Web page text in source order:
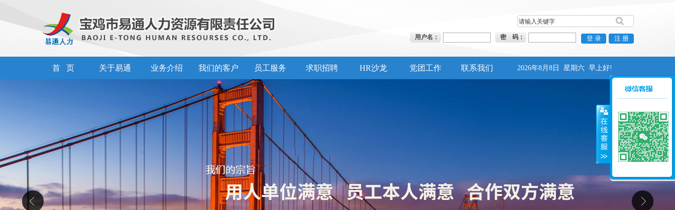
用户名： 密 码：
首 页 关于易通 业务介绍 我们的客户 员工服务 求职招聘 HR沙龙 党团工作 联系我们 2026年8月8日 星期六 早上好!